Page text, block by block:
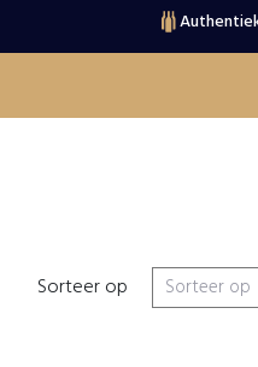
Sorteer op